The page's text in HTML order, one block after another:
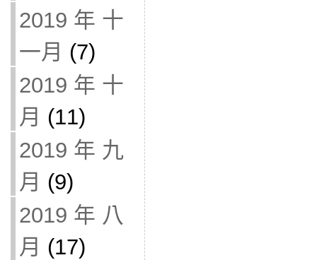
2019 年 十
一月 (7)
2019 年 十
月 (11)
2019 年 九
月 (9)
2019 年 八
月 (17)